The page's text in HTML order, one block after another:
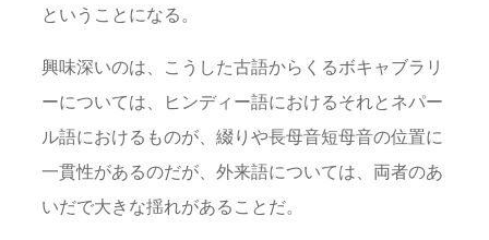
ということになる。
興味深いのは、こうした古語からくるボキャブラリ
ーについては、ヒンディー語におけるそれとネパー
ル語におけるものが、綴りや長母音短母音の位置に
一貫性があるのだが、外来語については、両者のあ
いだで大きな揺れがあることだ。